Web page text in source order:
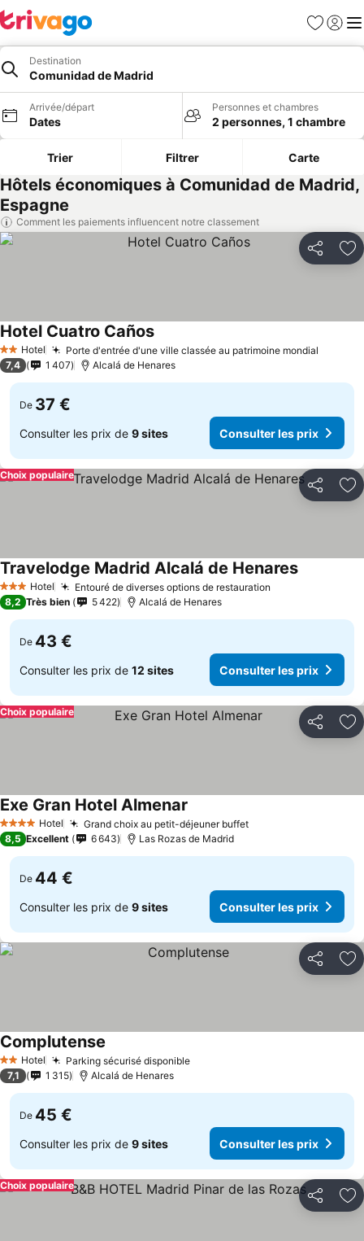
Favoris
Se
Destination
Comunidad de Madrid
Arrivée/départ
Dates
Personnes et chambres
2 personnes, 1 chambre
Trier Filtrer Carte
Hôtels économiques à Comunidad de Madrid,
Espagne
Comment les paiements influencent notre classement
Partager
2 Étoiles
Hotel Porte d'entrée d'une ville classée au patrimoine mondial
Hotel Cuatro CañosConsulter les prix
7,4 1 407 Alcalá de Henares
De 37 €
Consulter les prix de 9 sites Consulter les prix
Partager
Choix populaire
3 ÉtoilesHotel Entouré de diverses options de restauration
Travelodge Madrid Alcalá de HenaresConsulter
8,2 Très bien 5 422 Alcalá de Henares
De 43 €
Consulter les prix de 12 sites Consulter les prix
Partager
Choix populaire
4 Étoiles Hotel Grand choix au petit-déjeuner buffetConsulter les prix
Exe Gran Hotel Almenar
8,5 Excellent 6 643 Las Rozas de Madrid
De 44 €
Consulter les prix de 9 sites Consulter les prix
Partager
2 Étoiles
Hotel Parking sécurisé disponibleConsulter les prix
Complutense
7,1 1 315 Alcalá de Henares
De 45 €
Consulter les prix de 9 sites Consulter les prix
Partager
Choix populaire